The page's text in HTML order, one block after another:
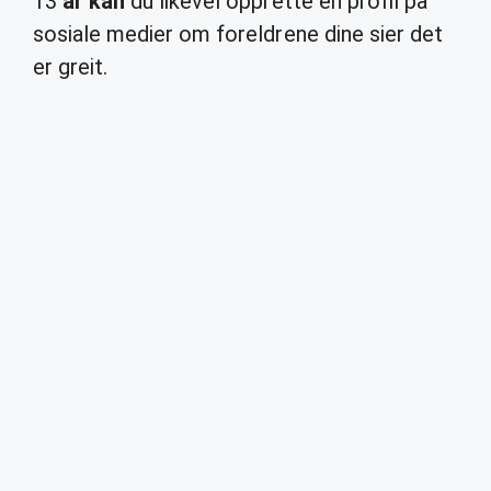
sosiale medier om foreldrene dine sier det
er greit.